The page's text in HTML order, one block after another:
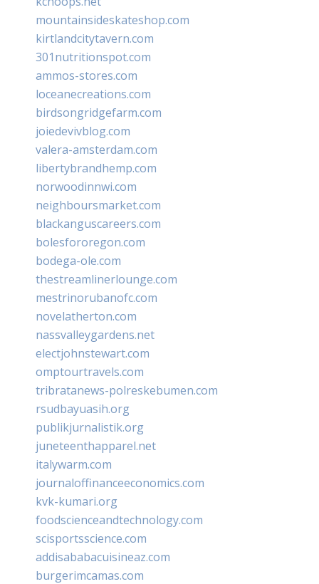
mountainsideskateshop.com
kirtlandcitytavern.com
301nutritionspot.com
ammos-stores.com
loceanecreations.com
birdsongridgefarm.com
joiedevivblog.com
valera-amsterdam.com
libertybrandhemp.com
norwoodinnwi.com
neighboursmarket.com
blackanguscareers.com
bolesfororegon.com
bodega-ole.com
thestreamlinerlounge.com
mestrinorubanofc.com
novelatherton.com
nassvalleygardens.net
electjohnstewart.com
omptourtravels.com
tribratanews-polreskebumen.com
rsudbayuasih.org
publikjurnalistik.org
juneteenthapparel.net
italywarm.com
journaloffinanceeconomics.com
kvk-kumari.org
foodscienceandtechnology.com
scisportsscience.com
addisababacuisineaz.com
burgerimcamas.com